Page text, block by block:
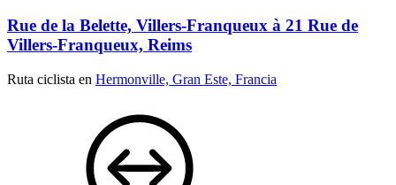
Rue de la Belette, Villers-Franqueux à 21 Rue de
Villers-Franqueux, Reims
Ruta ciclista en Hermonville, Gran Este, Francia